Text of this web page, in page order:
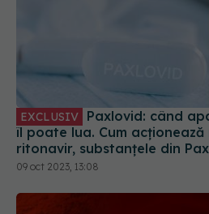
EXCLUSIV
îl poate lua. Cum
ritonavir, substanțele din
semnat contractul. Va fi
09 oct 2023, 13:08